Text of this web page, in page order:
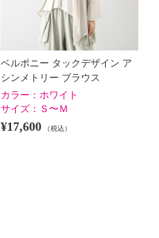
ベルポニー タックデザイン ア
シンメトリー ブラウス
カラー： ホワイト
サイズ： Ｓ〜Ｍ
¥17,600 （税込）